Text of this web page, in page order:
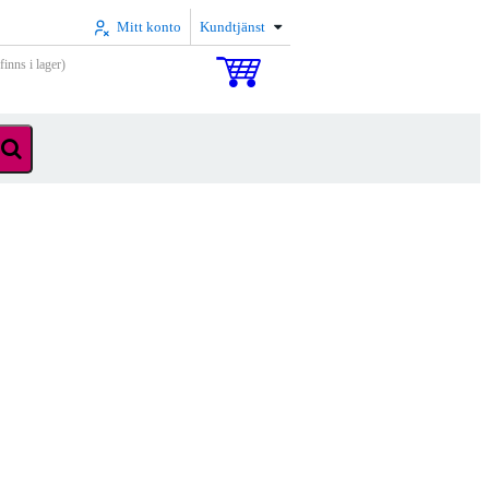
Mitt konto Kundtjänst
i lager)